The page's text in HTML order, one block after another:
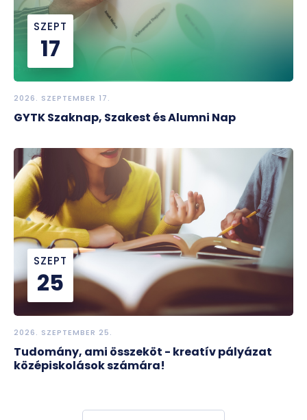
SZEPT
17
2026. SZEPTEMBER 17.
GYTK Szaknap, Szakest és Alumni Nap
SZEPT
25
2026. SZEPTEMBER 25.
Tudomány, ami összeköt - kreatív pályázat
középiskolások számára!